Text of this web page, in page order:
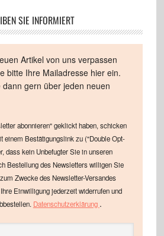
SIE INFORMIERT
Artikel von uns verpassen
bitte Ihre Mailadresse hier ein.
gern über jeden neuen
abonnieren" geklickt haben, schicken
einem Bestätigungslink zu ("Double Opt-
dass kein Unbefugter Sie in unseren
Bestellung des Newsletters willigen Sie
Zwecke des Newsletter-Versandes
Einwilligung jederzeit widerrufen und
Datenschutzerklärung .